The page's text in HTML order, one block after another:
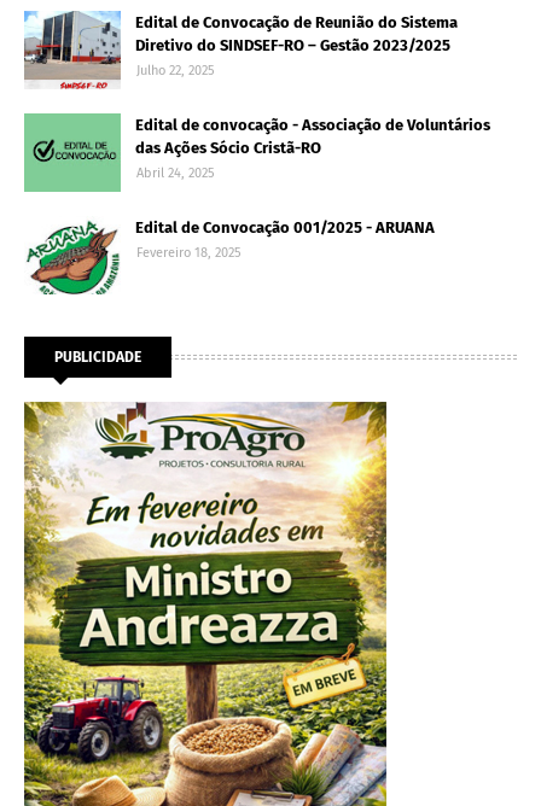
Edital de Convocação de Reunião do Sistema
Diretivo do SINDSEF-RO – Gestão 2023/2025
Julho 22, 2025
Edital de convocação - Associação de Voluntários
das Ações Sócio Cristã-RO
Abril 24, 2025
Edital de Convocação 001/2025 - ARUANA
Fevereiro 18, 2025
PUBLICIDADE